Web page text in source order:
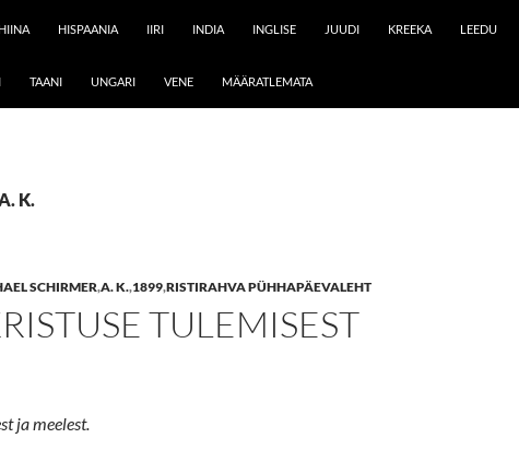
HIINA HISPAANIA IIRI INDIA INGLISE JUUDI KREEKA LEEDU
TAANI UNGARI VENE MÄÄRATLEMATA
K.
SCHIRMER,A. K.,1899,RISTIRAHVA PÜHHAPÄEVALEHT
TULEMISEST
ja meelest.